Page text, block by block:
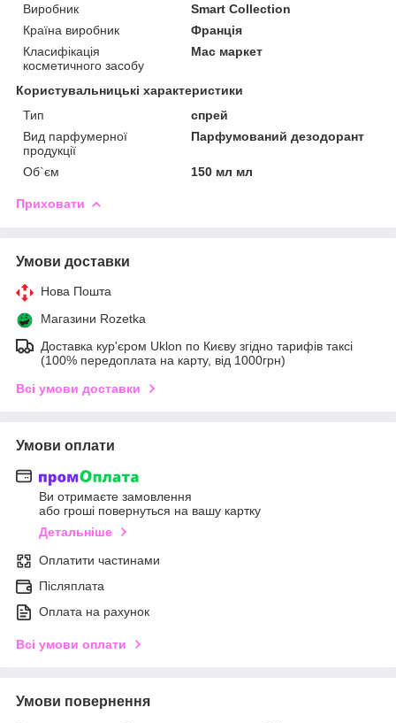
Виробник
Smart Collection
Країна виробник
Франція
Класифікація
косметичного засобу
Мас маркет
Користувальницькі характеристики
Тип
спрей
Вид парфумерної
продукції
Парфумований дезодорант
Об`єм 150 мл мл
Приховати
Умови доставки
Нова Пошта
Магазини Rozetka
Доставка кур'єром Uklon по Києву згідно тарифів таксі
(100% передоплата на карту, від 1000грн)
Всі умови доставки
Умови оплати
Ви отримаєте замовлення
або гроші повернуться на вашу картку
Детальніше
Оплатити частинами
Післяплата
Оплата на рахунок
Всі умови оплати
Умови повернення